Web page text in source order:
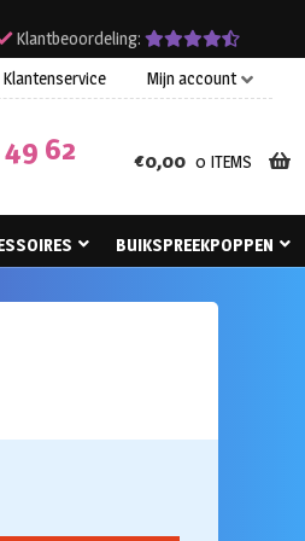
Klantbeoordeling:
Klantenservice Mijn account
49 62 €0,00 0 ITEMS
BUIKSPREEKPOPPEN